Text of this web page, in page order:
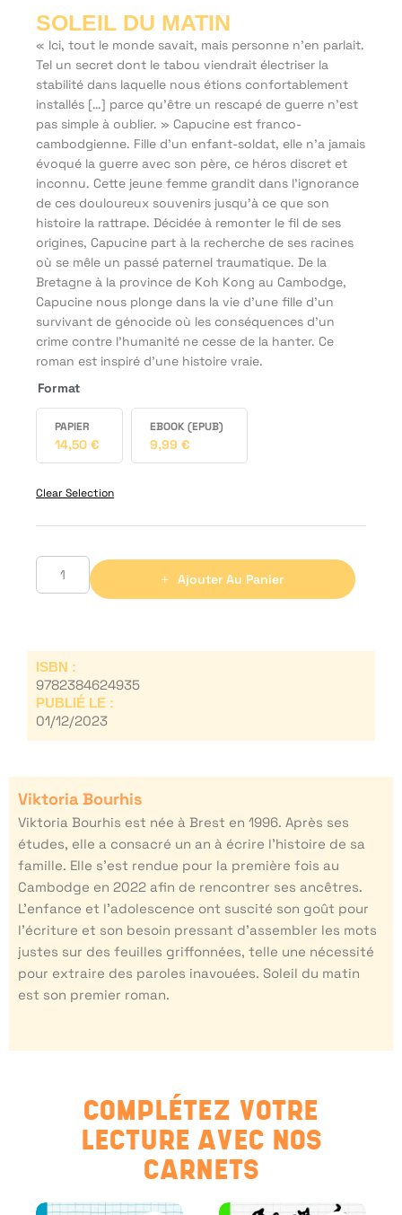
SOLEIL DU MATIN
« Ici, tout le monde savait, mais personne n’en parlait.
Tel un secret dont le tabou viendrait électriser la
stabilité dans laquelle nous étions confortablement
installés […] parce qu'être un rescapé de guerre n’est
pas simple à oublier. » Capucine est franco-
cambodgienne. Fille d’un enfant-soldat, elle n’a jamais
évoqué la guerre avec son père, ce héros discret et
inconnu. Cette jeune femme grandit dans l’ignorance
de ces douloureux souvenirs jusqu’à ce que son
histoire la rattrape. Décidée à remonter le fil de ses
origines, Capucine part à la recherche de ses racines
où se mêle un passé paternel traumatique. De la
Bretagne à la province de Koh Kong au Cambodge,
Capucine nous plonge dans la vie d’une fille d’un
survivant de génocide où les conséquences d’un
crime contre l’humanité ne cesse de la hanter. Ce
roman est inspiré d’une histoire vraie.
Format
PAPIER
14,50 €
EBOOK (EPUB)
9,99 €
Clear Selection
Ajouter Au Panier
ISBN :
9782384624935
PUBLIÉ LE :
01/12/2023
Viktoria Bourhis
Viktoria Bourhis est née à Brest en 1996. Après ses
études, elle a consacré un an à écrire l’histoire de sa
famille. Elle s’est rendue pour la première fois au
Cambodge en 2022 afin de rencontrer ses ancêtres.
L’enfance et l’adolescence ont suscité son goût pour
l’écriture et son besoin pressant d’assembler les mots
justes sur des feuilles griffonnées, telle une nécessité
pour extraire des paroles inavouées. Soleil du matin
est son premier roman.
COMPLÉTEZ VOTRE
LECTURE AVEC NOS
CARNETS